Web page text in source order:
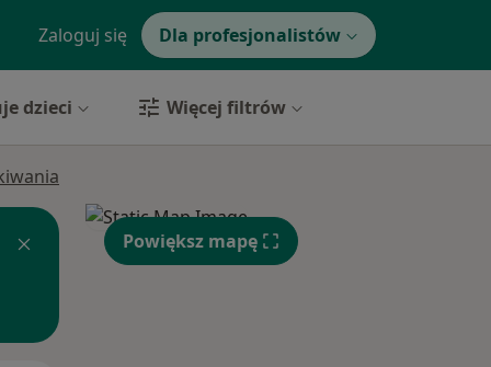
Zaloguj się Dla profesjonalistów
dzieci Więcej filtrów
Powiększ mapę